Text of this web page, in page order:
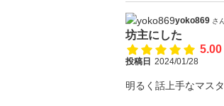
yoko869 さ
坊主にした
5.00
投稿日 2024/01/28
明るく話上手なマス